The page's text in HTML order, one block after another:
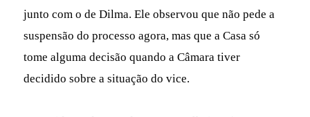
junto com o de Dilma. Ele observou que não pede a
suspensão do processo agora, mas que a Casa só
tome alguma decisão quando a Câmara tiver
decidido sobre a situação do vice.